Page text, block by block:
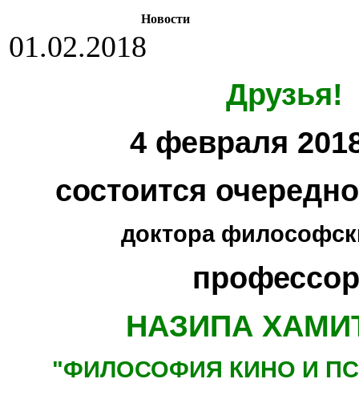
Новости
01.02.2018
Друзья!
4 февраля
состоится
доктора
НАЗИПА
"ФИЛОСОФИЯ КИНО И